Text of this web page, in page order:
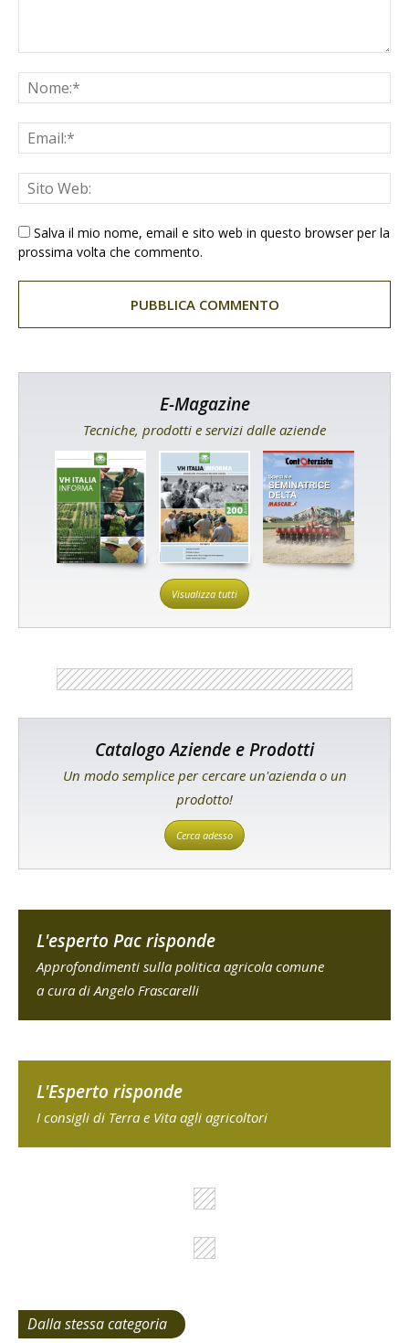
Salva il mio nome, email e sito web in questo browser per la
prossima volta che commento.
E-Magazine
Tecniche, prodotti e servizi dalle aziende
Visualizza tutti
Catalogo Aziende e Prodotti
Un modo semplice per cercare un'azienda o un
prodotto!
Cerca adesso
L'esperto Pac risponde
Approfondimenti sulla politica agricola comune
a cura di Angelo Frascarelli
L'Esperto risponde
I consigli di Terra e Vita agli agricoltori
Dalla stessa categoria